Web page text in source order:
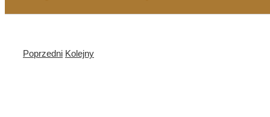
Poprzedni Kolejny